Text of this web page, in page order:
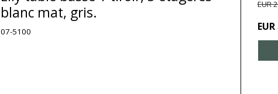
blanc mat, gris.
07-5100
EUR